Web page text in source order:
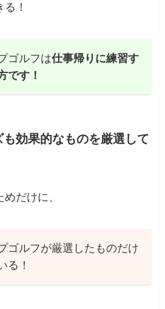
！
ゴルフは仕事帰りに練習す
です！
効果的なものを厳選して
だけに、
ゴルフが厳選したものだけ
る！